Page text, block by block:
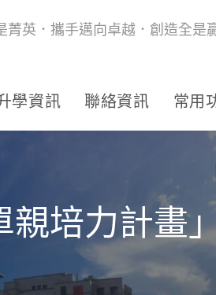
菁英．攜手邁向卓越．創造全是
學資訊 聯絡資訊 常用
培力計畫